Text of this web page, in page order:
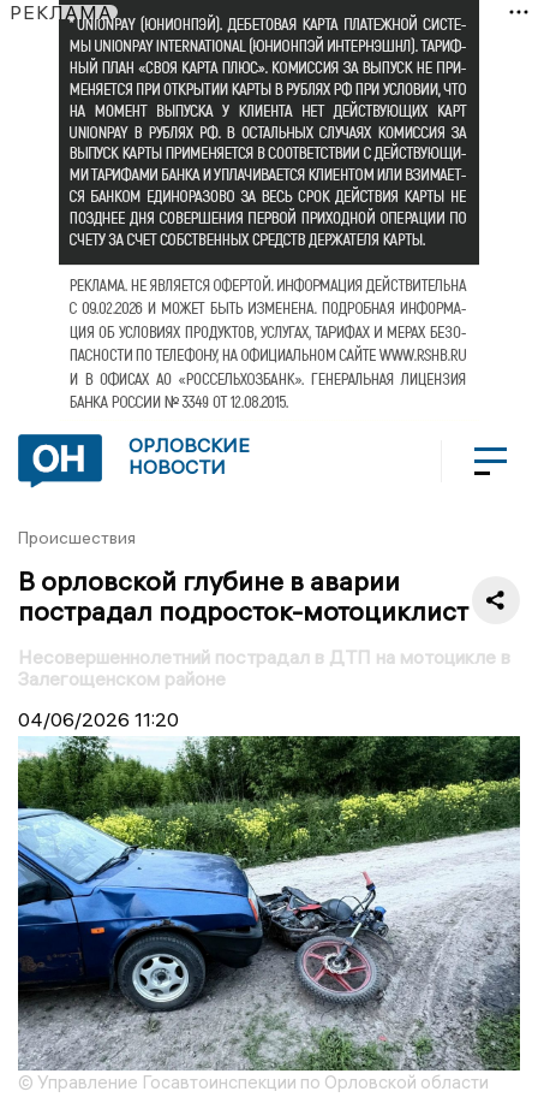
РЕКЛАМА
ОРЛОВСКИЕ
НОВОСТИ
Происшествия
В орловской глубине в аварии
пострадал подросток-мотоциклист
Несовершеннолетний пострадал в ДТП на мотоцикле в
Залегощенском районе
04/06/2026 11:20
© Управление Госавтоинспекции по Орловской области